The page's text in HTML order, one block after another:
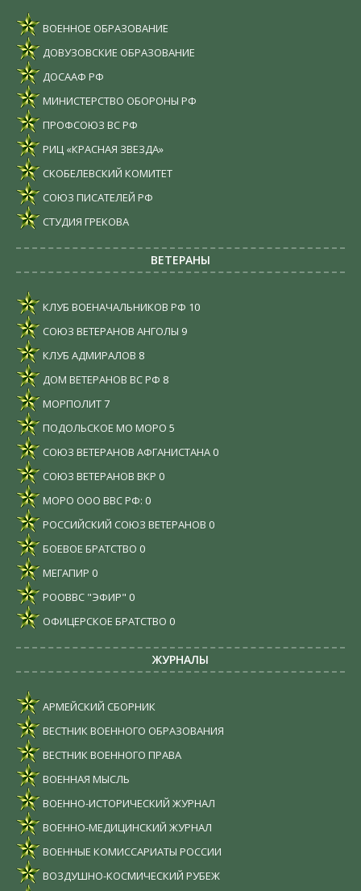
ВОЕННОЕ ОБРАЗОВАНИЕ
ДОВУЗОВСКИЕ ОБРАЗОВАНИЕ
ДОСААФ РФ
МИНИСТЕРСТВО ОБОРОНЫ РФ
ПРОФСОЮЗ ВС РФ
РИЦ «КРАСНАЯ ЗВЕЗДА»
СКОБЕЛЕВСКИЙ КОМИТЕТ
СОЮЗ ПИСАТЕЛЕЙ РФ
СТУДИЯ ГРЕКОВА
ВЕТЕРАНЫ
КЛУБ ВОЕНАЧАЛЬНИКОВ РФ 10
СОЮЗ ВЕТЕРАНОВ АНГОЛЫ 9
КЛУБ АДМИРАЛОВ 8
ДОМ ВЕТЕРАНОВ ВС РФ 8
МОРПОЛИТ7
ПОДОЛЬСКОЕ МО МОРО 5
СОЮЗ ВЕТЕРАНОВ АФГАНИСТАНА 0
СОЮЗ ВЕТЕРАНОВ ВКР 0
МОРО ООО ВВС РФ: 0
РОССИЙСКИЙ СОЮЗ ВЕТЕРАНОВ 0
БОЕВОЕ БРАТСТВО 0
МЕГАПИР 0
РООВВС "ЭФИР" 0
ОФИЦЕРСКОЕ БРАТСТВО 0
ЖУРНАЛЫ
АРМЕЙСКИЙ СБОРНИК
ВЕСТНИК ВОЕННОГО ОБРАЗОВАНИЯ
ВЕСТНИК ВОЕННОГО ПРАВА
ВОЕННАЯ МЫСЛЬ
ВОЕННО-ИСТОРИЧЕСКИЙ ЖУРНАЛ
ВОЕННО-МЕДИЦИНСКИЙ ЖУРНАЛ
ВОЕННЫЕ КОМИССАРИАТЫ РОССИИ
ВОЗДУШНО-КОСМИЧЕСКИЙ РУБЕЖ